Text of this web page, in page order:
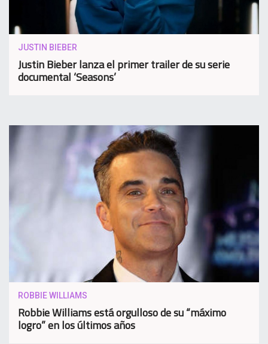
JUSTIN BIEBER
Justin Bieber lanza el primer trailer de su serie
documental ‘Seasons’
ROBBIE WILLIAMS
Robbie Williams está orgulloso de su “máximo
logro” en los últimos años